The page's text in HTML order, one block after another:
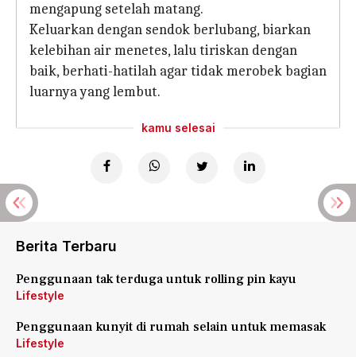
mengapung setelah matang.
Keluarkan dengan sendok berlubang, biarkan
kelebihan air menetes, lalu tiriskan dengan
baik, berhati-hatilah agar tidak merobek bagian
luarnya yang lembut.
kamu selesai
Berita Terbaru
Penggunaan tak terduga untuk rolling pin kayu
Lifestyle
Penggunaan kunyit di rumah selain untuk memasak
Lifestyle